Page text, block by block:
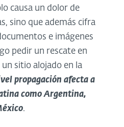
causa un dolor de
sino que además cifra
e imágenes
pedir un rescate en
sitio alojado en la
propagación afecta a
como Argentina,
.